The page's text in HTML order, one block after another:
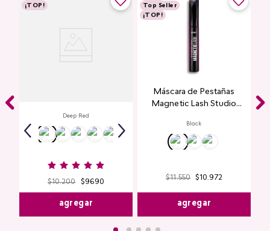
¡TOP!
Deep Red
$10.200 $9690
agregar
Top Seller
¡TOP!
Máscara de Pestañas
Magnetic Lash Studio
Black
$11.550 $ 10.972
agregar